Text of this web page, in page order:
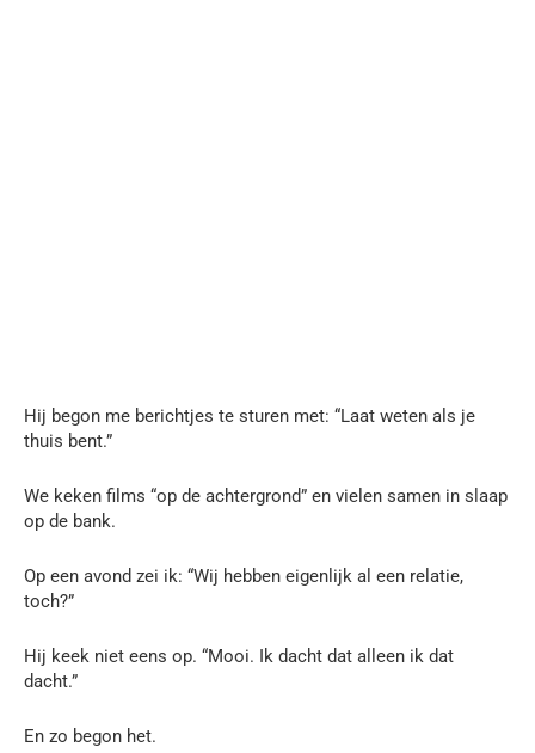
Hij begon me berichtjes te sturen met: “Laat weten als je
thuis bent.”
We keken films “op de achtergrond” en vielen samen in slaap
op de bank.
Op een avond zei ik: “Wij hebben eigenlijk al een relatie,
toch?”
Hij keek niet eens op. “Mooi. Ik dacht dat alleen ik dat
dacht.”
En zo begon het.